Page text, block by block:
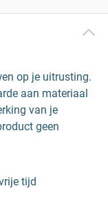
op je uitrusting.
aan materiaal
van je
geen
tijd